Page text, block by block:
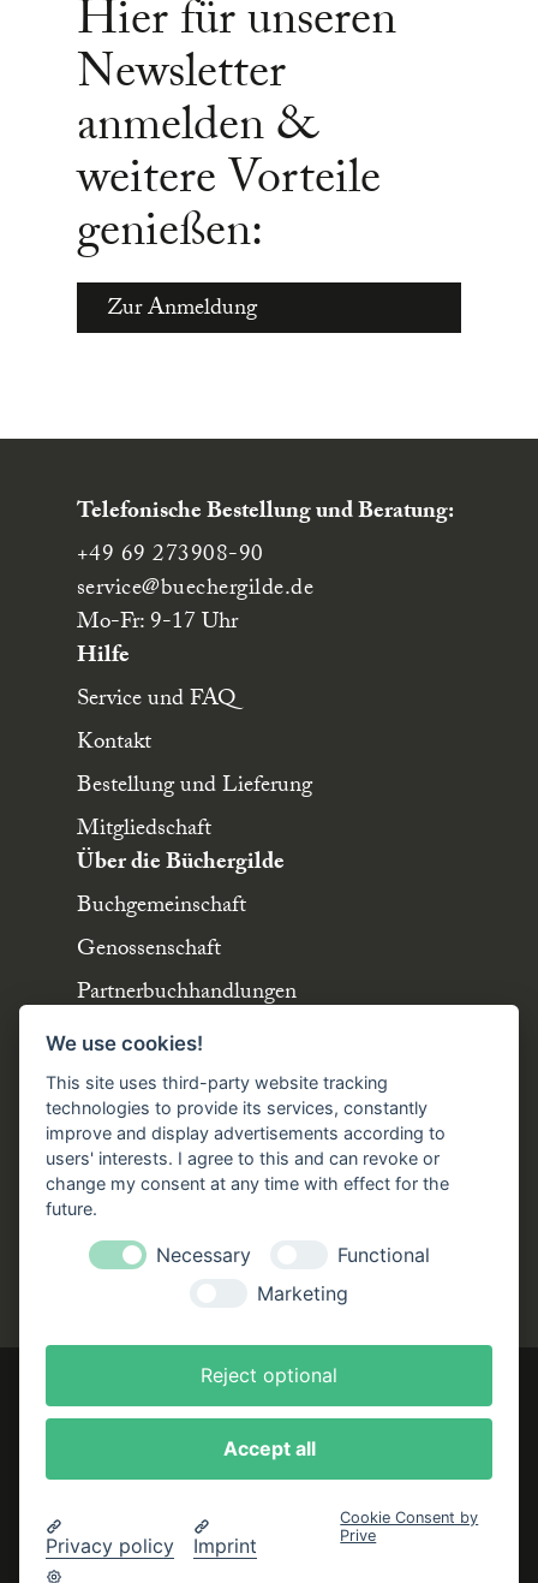
Hier für unseren
Newsletter
anmelden &
weitere Vorteile
genießen:
Zur Anmeldung
Telefonische Bestellung und Beratung:
+49 69 273908-90
service@buechergilde.de
Mo-Fr: 9-17 Uhr
Hilfe
Service und FAQ
Kontakt
Bestellung und Lieferung
Mitgliedschaft
Über die Büchergilde
Buchgemeinschaft
Genossenschaft
Partnerbuchhandlungen
Büchergilde online
Stellenangebote
Folgen Sie uns!
FacebookInstagramYouTubeTikTok
Zustellung durch:
Impressum
Datenschutzerklärung
We use cookies!
This site uses third-party website tracking
technologies to provide its services, constantly
improve and display advertisements according to
users' interests. I agree to this and can revoke or
change my consent at any time with effect for the
future.
Necessary
Functional
Marketing
Reject optional
Accept all
Privacy policy Imprint
Cookie Consent by
Prive